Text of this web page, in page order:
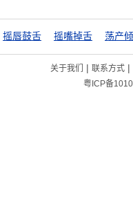
摇唇鼓舌 摇嘴掉舌 荡产
关于我们 | 联系方式|
粤ICP备